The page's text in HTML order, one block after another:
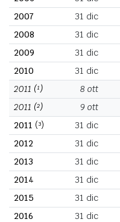
2007
31 dic
2008
31 dic
2009
31 dic
2010
31 dic
2011 (¹) 8 ott
2011 (²) 9 ott
2011 (³) 31 dic
2012
31 dic
2013
31 dic
2014
31 dic
2015
31 dic
2016
31 dic